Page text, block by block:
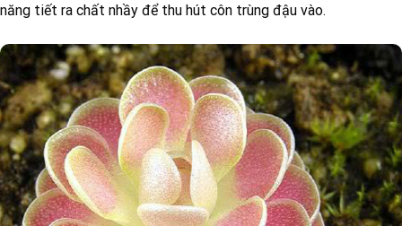
năng tiết ra chất nhầy để thu hút côn trùng đậu vào.